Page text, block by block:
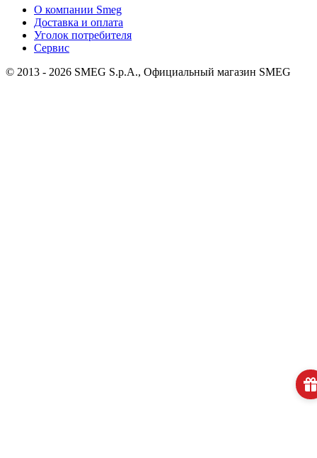
О компании Smeg
Доставка и оплата
Уголок потребителя
Сервис
© 2013 - 2026 SMEG S.p.A., Официальный магазин SMEG